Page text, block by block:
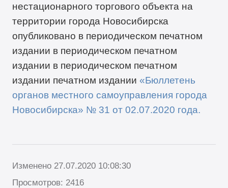
нестационарного торгового объекта на
территории города Новосибирска
опубликовано в периодическом печатном
издании в периодическом печатном
издании в периодическом печатном
издании печатном издании «Бюллетень
органов местного самоуправления города
Новосибирска» № 31 от02.07.2020 года.
Изменено 27.07.2020 10:08:30
Просмотров: 2416